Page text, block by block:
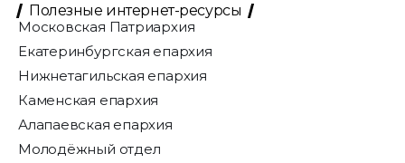
Полезные интернет-ресурсы
Московская Патриархия
Екатеринбургская епархия
Нижнетагильская епархия
Каменская епархия
Алапаевская епархия
Молодёжный отдел